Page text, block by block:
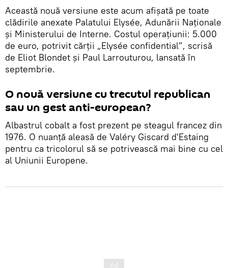
Această nouă versiune este acum afișată pe toate
clădirile anexate Palatului Elysée, Adunării Naționale
și Ministerului de Interne. Costul operațiunii: 5.000
de euro, potrivit cărții „Elysée confidential”, scrisă
de Eliot Blondet și Paul Larrouturou, lansată în
septembrie.
O nouă versiune cu trecutul republican
sau un gest anti-european?
Albastrul cobalt a fost prezent pe steagul francez din
1976. O nuanță aleasă de Valéry Giscard d'Estaing
pentru ca tricolorul să se potrivească mai bine cu cel
al Uniunii Europene.